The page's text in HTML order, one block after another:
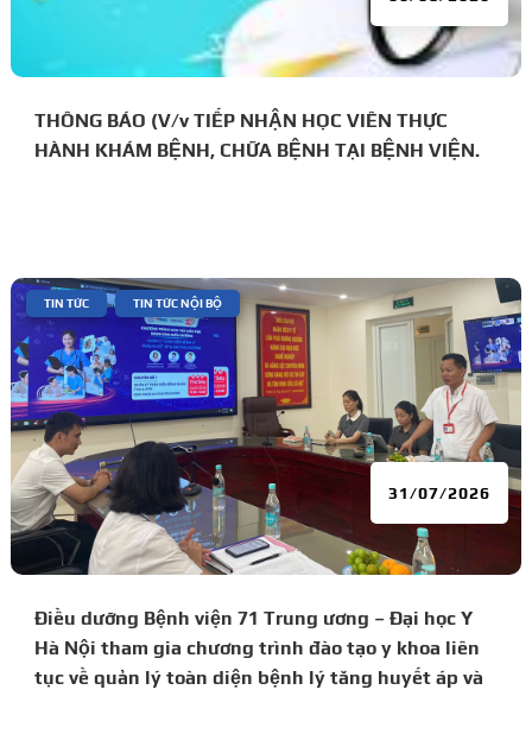
THÔNG BÁO (V/v TIẾP NHẬN HỌC VIÊN THỰC
HÀNH KHÁM BỆNH, CHỮA BỆNH TẠI BỆNH VIỆN.
Điều dưỡng Bệnh viện 71 Trung ương – Đại học Y
Hà Nội tham gia chương trình đào tạo y khoa liên
tục về quản lý toàn diện bệnh lý tăng huyết áp và
31/07/2026
TIN TỨC TIN TỨC NỘI BỘ